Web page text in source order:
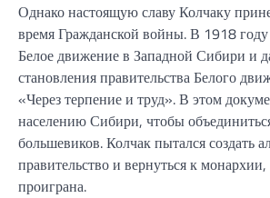
Однако настоящую славу Колчаку
время Гражданской войны. В 1918 году
Белое движение в Западной Сибири и
становления правительства Белого
«Через терпение и труд». В этом
населению Сибири, чтобы
большевиков. Колчак пытался создать
правительство и вернуться к
проиграна.